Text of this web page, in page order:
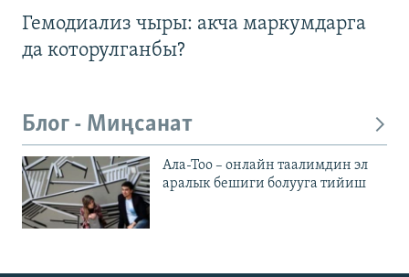
Гемодиализ чыры: акча маркумдарга
да которулганбы?
Блог - Миңсанат
Ала-Тоо – онлайн таалимдин эл
аралык бешиги болууга тийиш